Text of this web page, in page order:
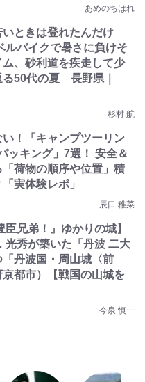
あめのちはれ
いときは登れたんだけ
バイクで暑さに負けそ
ム、砂利道を疾走して少
る50代の夏 長野県｜
杉村 航
！「キャンプツーリン
ッキング」7選！ 安全＆
荷物の順序や位置」積
実体験レポ」
辰口 稚菜
臣兄弟！』ゆかりの城】
秀が築いた「丹波 二大
丹波国・周山城〈前
都市）【戦国の山城を
今泉 慎一